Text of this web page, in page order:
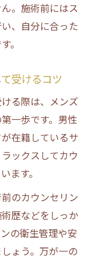
。施術前にはス
、自分に合った
。
受けるコツ
る際は、メンズ
一歩です。男性
在籍しているサ
ックスしてカウ
ます。
のカウンセリン
歴などをしっか
の衛生管理や安
ょう。万が一の